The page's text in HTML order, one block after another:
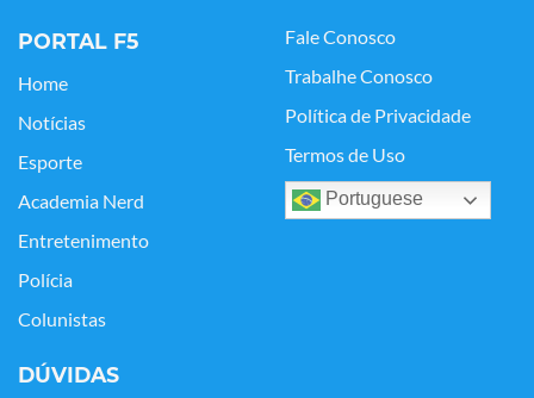
PORTAL F5
Home
Notícias
Esporte
Academia Nerd
Entretenimento
Polícia
Colunistas
Fale Conosco
Trabalhe Conosco
Política de Privacidade
Termos de Uso
Portuguese
DÚVIDAS